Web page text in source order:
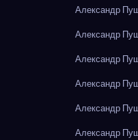
Александр
Александр
Александр
Александр
Александр
Александр